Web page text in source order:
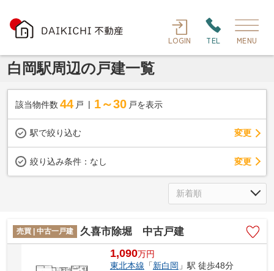
LOGIN TEL MENU
白岡駅周辺の戸建一覧
該当物件数 44 戸 1～30 戸を表示
駅で絞り込む 変更
絞り込み条件： なし 変更
売買 | 中古一戸建 久喜市除堀 中古戸建
1,090万円
東北本線 「新白岡 」駅 徒歩48分